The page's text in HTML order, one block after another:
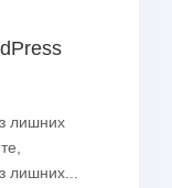
лишних
лишних...